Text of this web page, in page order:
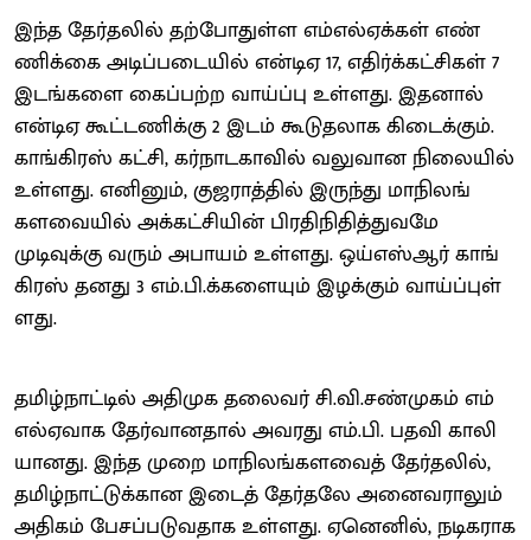
இந்த தேர்​தலில் தற்​போதுள்ள எம்​எல்​ஏக்​கள் எண்​
ணிக்கை அடிப்​படை​யில் என்​டிஏ 17, எதிர்க்​கட்​சிகள் 7
இடங்​களை கைப்​பற்​ற வாய்ப்பு உள்ளது. இதனால்
என்​டிஏ கூட்​ட​ணிக்கு 2 இடம் கூடுதலாக கிடைக்கும்.
காங்​கிரஸ் கட்​சி, கர்​நாட​கா​வில் வலுவான நிலை​யில்
உள்​ளது. எனினும், குஜ​ராத்​தில் இருந்து மாநிலங்​
களவை​யில் அக்​கட்​சி​யின் பிர​தி​நி​தித்​து​வமே
முடிவுக்கு வரும் அபா​யம் உள்​ளது. ஒய்​எஸ்​ஆர் காங்​
கிரஸ் தனது 3 எம்.பி.க்களை​யும் இழக்​கும் வாய்ப்​புள்​
ளது.
தமிழ்​நாட்​டில் அதி​முக தலை​வர் சி.​வி.சண்​முகம் எம்​
எல்​ஏ​வாக தேர்​வான​தால் அவரது எம்​.பி. பதவி காலி​
யானது. இந்​த முறை மாநிலங்​கள​வைத் தேர்​தலில்,
தமிழ்​நாட்​டுக்​கான இடைத் ​தேர்தலே அனை​வ​ராலும்
அதி​கம் பேசப்​படு​வ​தாக உள்​ளது. ஏனெனில், நடிக​ராக